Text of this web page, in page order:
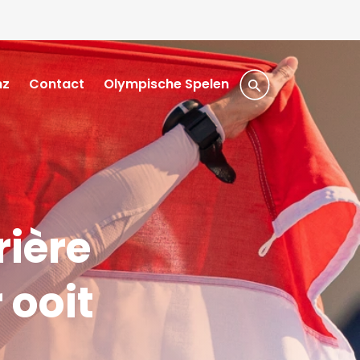
Contact Olympische Spelen
ooit